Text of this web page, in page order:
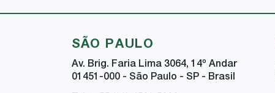
SÃO PAULO
Av. Brig. Faria Lima 3064, 14º Andar
01451-000 - São Paulo - SP - Brasil